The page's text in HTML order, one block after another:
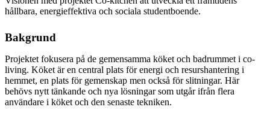
hållbara, energieffektiva och sociala studentboende.
Bakgrund
Projektet fokusera på de gemensamma köket och badrummet i co-
living. Köket är en central plats för energi och resurshantering i
hemmet, en plats för gemenskap men också för slitningar. Här
behövs nytt tänkande och nya lösningar som utgår ifrån flera
användare i köket och den senaste tekniken.